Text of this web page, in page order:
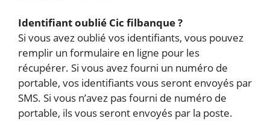
Identifiant oublié Cic filbanque ?
Si vous avez oublié vos identifiants, vous pouvez
remplir un formulaire en ligne pour les
récupérer. Si vous avez fourni un numéro de
portable, vos identifiants vous seront envoyés par
SMS. Si vous n’avez pas fourni de numéro de
portable, ils vous seront envoyés par la poste.